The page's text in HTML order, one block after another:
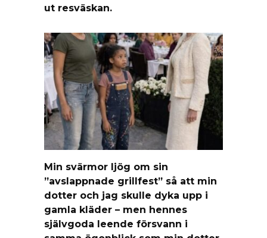
ut resväskan.
Min svärmor ljög om sin
”avslappnade grillfest” så att min
dotter och jag skulle dyka upp i
gamla kläder – men hennes
självgoda leende försvann i